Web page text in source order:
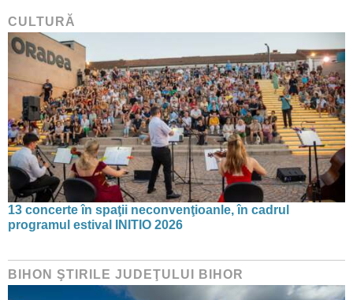
CULTURĂ
13 concerte în spaţii neconvenţioanle, în cadrul
programul estival INITIO 2026
BIHON ŞTIRILE JUDEŢULUI BIHOR